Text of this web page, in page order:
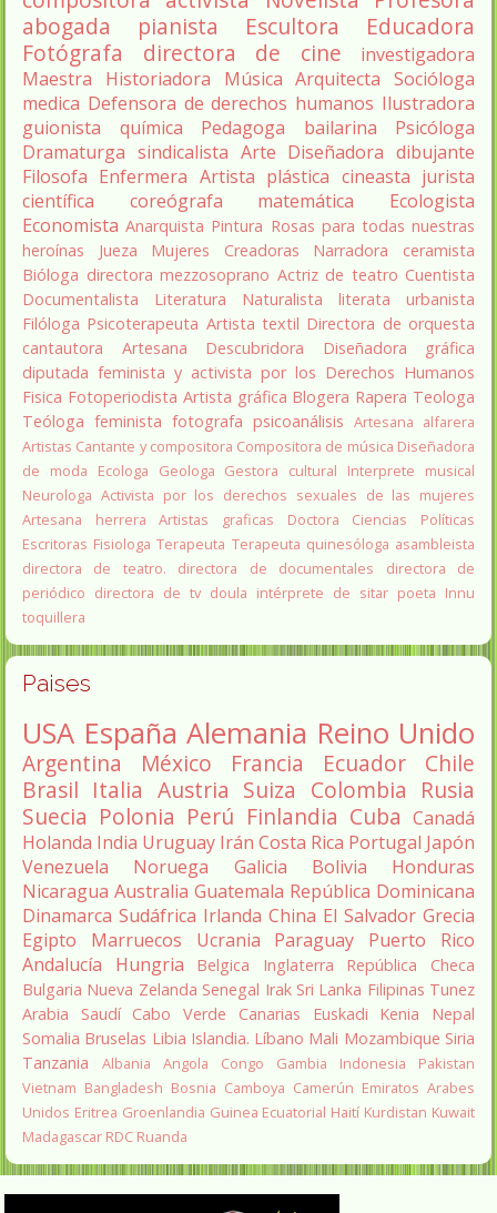
abogada
pianista Escultora
Educadora
Fotógrafa
directora de cine
investigadora
Maestra
Historiadora Música Arquitecta Socióloga
medica Defensora de derechos humanos Ilustradora
guionista
química Pedagoga bailarina
Psicóloga
Dramaturga sindicalista Arte Diseñadora dibujante
Filosofa Enfermera Artista plástica cineasta jurista
científica
coreógrafa matemática
Ecologista
Economista Anarquista Pintura Rosas para todas nuestras
heroínas
Jueza Mujeres Creadoras Narradora
ceramista
Bióloga directora mezzosoprano Actriz de teatro Cuentista
Documentalista
Literatura Naturalista literata
urbanista
Filóloga Psicoterapeuta Artista textil Directora de orquesta
cantautora
Artesana Descubridora
Diseñadora gráfica
diputada feminista y activista por los Derechos Humanos
Fisica Fotoperiodista Artista gráfica Blogera Rapera Teologa
Teóloga feminista fotografa psicoanálisis Artesana alfarera
Artistas Cantante y compositora Compositora de música Diseñadora
de moda
Ecologa Geologa Gestora cultural
Interprete musical
Neurologa Activista por los derechos sexuales de las mujeres
Artesana herrera
Artistas graficas
Doctora Ciencias Políticas
Escritoras Fisiologa Terapeuta Terapeuta quinesóloga asambleista
directora de teatro.
directora de documentales
directora de
periódico directora de tv doula intérprete de sitar poeta Innu
toquillera
Paises
USA España Alemania Reino Unido
Argentina México Francia Ecuador
Chile
Brasil Italia Austria Suiza Colombia Rusia
Suecia Polonia Perú Finlandia Cuba Canadá
Holanda India Uruguay Irán Costa Rica Portugal Japón
Venezuela
Noruega Galicia Bolivia
Honduras
Nicaragua Australia Guatemala República Dominicana
Dinamarca Sudáfrica Irlanda China El Salvador Grecia
Egipto
Marruecos Ucrania Paraguay
Puerto Rico
Andalucía
Hungria Belgica Inglaterra
República Checa
Bulgaria Nueva Zelanda Senegal Irak Sri Lanka Filipinas Tunez
Arabia Saudí Cabo Verde Canarias Euskadi Kenia
Nepal
Somalia Bruselas Libia Islandia. Líbano Mali Mozambique Siria
Tanzania
Albania Angola Congo Gambia Indonesia
Pakistan
Vietnam Bangladesh Bosnia Camboya Camerún Emiratos Arabes
Unidos Eritrea Groenlandia Guinea Ecuatorial Haití Kurdistan Kuwait
Madagascar RDC Ruanda